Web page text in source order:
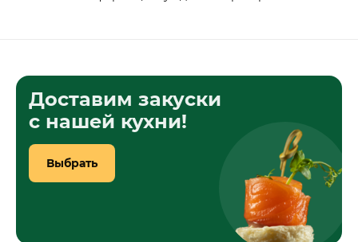
Доставим закуски
с нашей кухни!
Выбрать